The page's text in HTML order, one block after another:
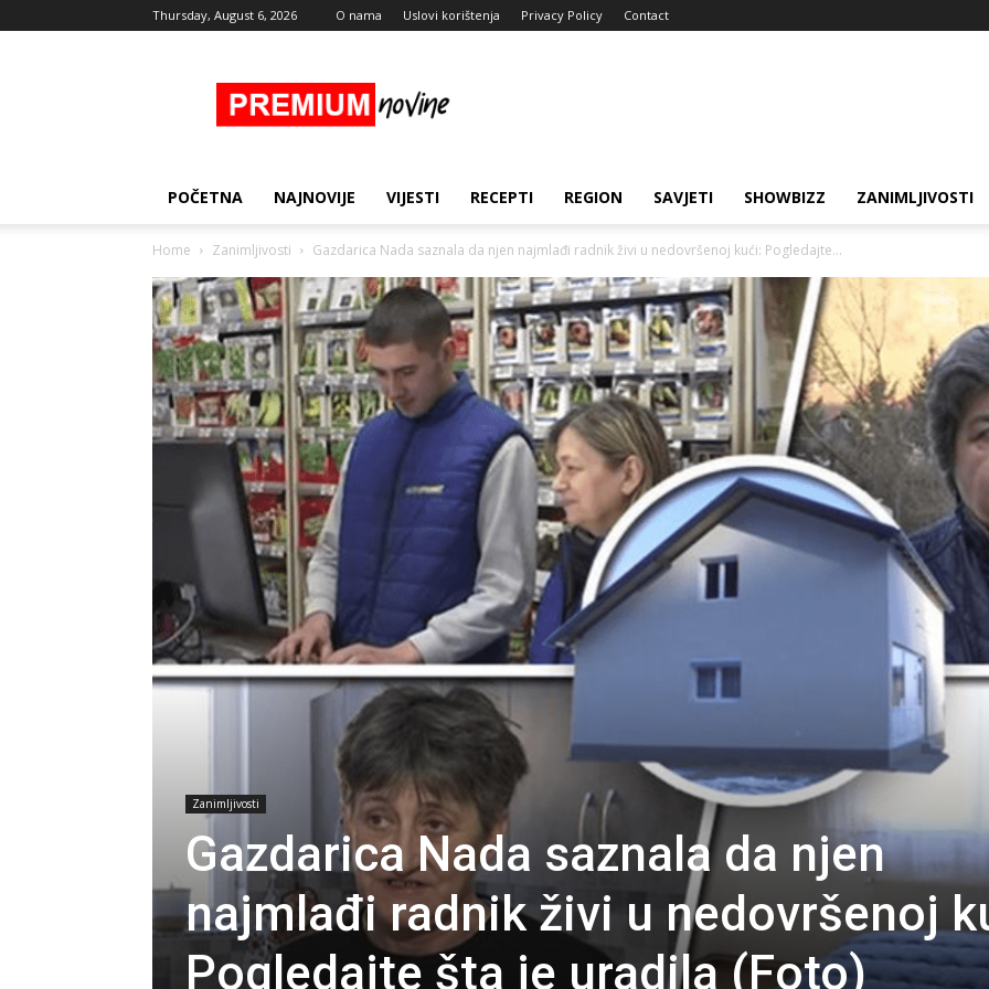
Thursday, August 6, 2026 O nama Uslovi korištenja Privacy Policy Contact
Novine
POČETNA NAJNOVIJE VIJESTI RECEPTI REGION SAVJETI SHOWBIZZ ZANIMLJIVOSTI
Home Zanimljivosti Gazdarica Nada saznala da njen najmlađi radnik živi u nedovršenoj kući: Pogledajte...
Zanimljivosti
Gazdarica Nada saznala da njen
najmlađi radnik živi u nedovršenoj
Pogledajte šta je uradila (Foto)